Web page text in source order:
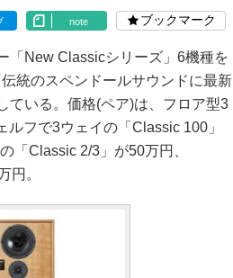
note ブックマーク
New Classicシリーズ」6機種を
統のスペンドールサウンドに最新
ている。価格(ペア)は、フロア型3
フで3ウェイの「Classic 100」
「Classic 2/3」が50万円、
円。